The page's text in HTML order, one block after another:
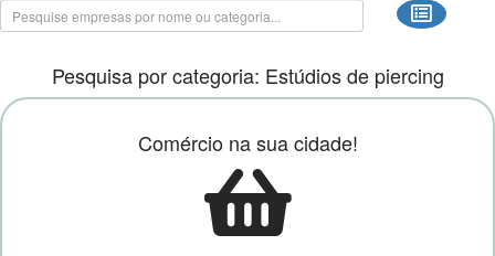
Pesquisa por categoria: Estúdios de piercing
Comércio na sua cidade!